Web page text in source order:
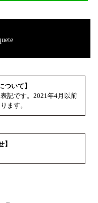
ついて】
記です。2021年4月以前
ます。
】